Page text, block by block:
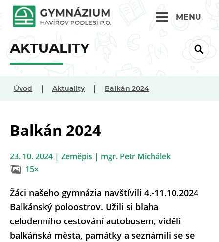
MENU
AKTUALITY
Úvod | Aktuality | Balkán 2024
Balkán 2024
23. 10. 2024 | Zeměpis | mgr. Petr Michálek
15×
Žáci našeho gymnázia navštívili 4.-11.10.2024
Balkánský poloostrov. Užili si blaha
celodenního cestování autobusem, viděli
balkánská města, památky a seznámili se se